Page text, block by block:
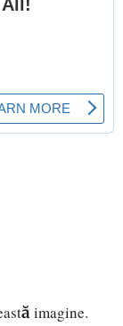
imagine.